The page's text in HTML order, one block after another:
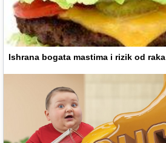
Ishrana bogata mastima i rizik od raka